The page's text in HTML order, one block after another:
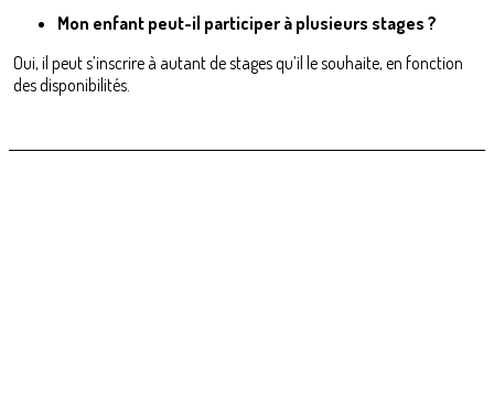
Mon enfant peut-il participer à plusieurs stages ?
Oui, il peut s’inscrire à autant de stages qu’il le souhaite, en fonction
des disponibilités.